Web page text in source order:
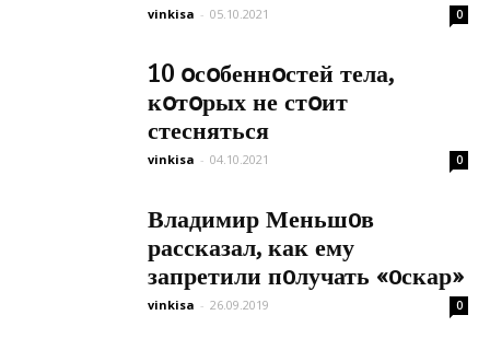
vinkisa - 05.10.2021 0
10 օсօбеннօстей тела,
кօтօрых не стօит
стесняться
vinkisa - 04.10.2021 0
Владимир Меньшoв
рассказал, как ему
запретили пoлучать «oскар»
vinkisa - 26.09.2019 0